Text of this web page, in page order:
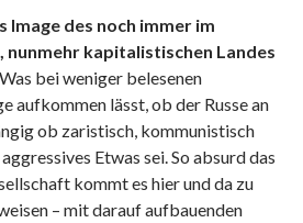
Image des noch immer im
nunmehr kapitalistischen Landes
Was bei weniger belesenen
aufkommen lässt, ob der Russe an
ob zaristisch, kommunistisch
Etwas sei. So absurd das
kommt es hier und da zu
– mit darauf aufbauenden